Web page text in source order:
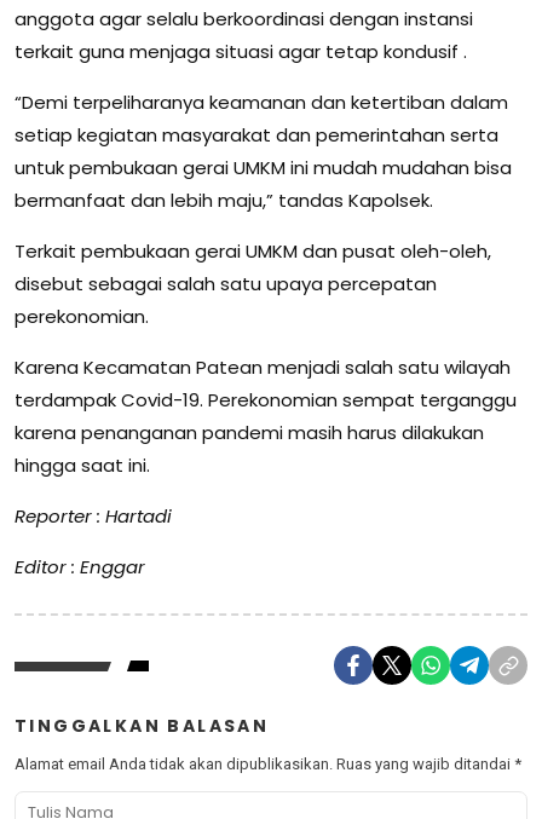
anggota agar selalu berkoordinasi dengan instansi
terkait guna menjaga situasi agar tetap kondusif .
“Demi terpeliharanya keamanan dan ketertiban dalam
setiap kegiatan masyarakat dan pemerintahan serta
untuk pembukaan gerai UMKM ini mudah mudahan bisa
bermanfaat dan lebih maju,” tandas Kapolsek.
Terkait pembukaan gerai UMKM dan pusat oleh-oleh,
disebut sebagai salah satu upaya percepatan
perekonomian.
Karena Kecamatan Patean menjadi salah satu wilayah
terdampak Covid-19. Perekonomian sempat terganggu
karena penanganan pandemi masih harus dilakukan
hingga saat ini.
Reporter : Hartadi
Editor : Enggar
TINGGALKAN BALASAN
Alamat email Anda tidak akan dipublikasikan. Ruas yang wajib ditandai *